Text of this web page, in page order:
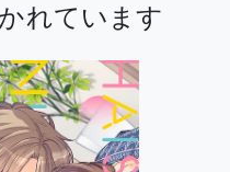
れています